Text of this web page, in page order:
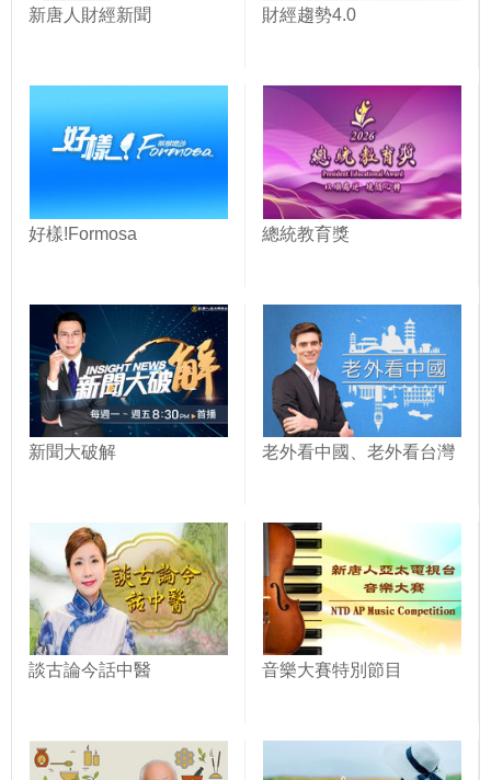
新唐人財經新聞 財經趨勢4.0
好樣!Formosa 總統教育獎
新聞大破解 老外看中國、老外看台灣
談古論今話中醫 音樂大賽特別節目